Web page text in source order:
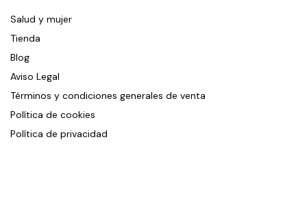
Salud y mujer
Tienda
Blog
Aviso Legal
Términos y condiciones generales de venta
Política de cookies
Política de privacidad